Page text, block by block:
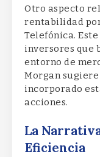
Otro aspecto
rentabilidad
Telefónica.
inversores que
entorno de
Morgan
incorporado
acciones.
La
Eficiencia